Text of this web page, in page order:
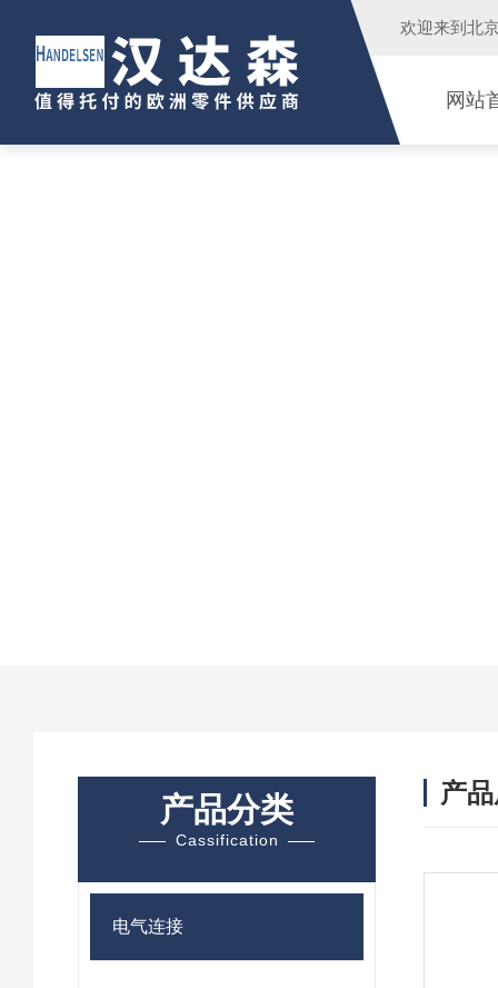
欢迎来到 北
网站
产品分类
Cassification
电气连接
产